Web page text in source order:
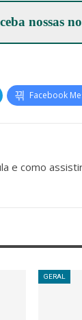
nossas
Facebook
e como
GERAL